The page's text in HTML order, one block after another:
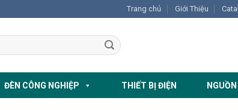
Trang chủ Giới Thiệu
ĐÈN CÔNG NGHIỆP THIẾT BỊ ĐIỆN